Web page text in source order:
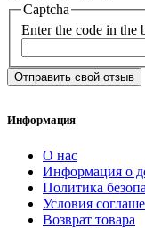
Captcha
Enter the code in the
Отправить свой отзыв
Информация
О нас
Информация о
Политика
Условия
Возврат товара